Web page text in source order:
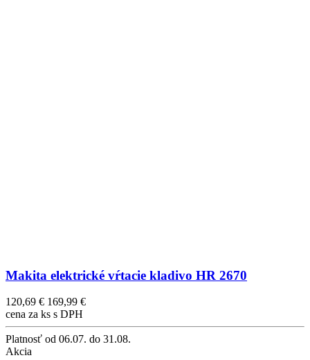
Makita elektrické vŕtacie kladivo HR 2670
120,69 € 169,99 €
cena za ks s DPH
Platnosť od 06.07. do 31.08.
Akcia